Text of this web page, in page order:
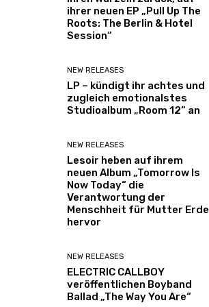
ihrer neuen EP „Pull Up The
Roots: The Berlin & Hotel
Session“
NEW RELEASES
LP – kündigt ihr achtes und
zugleich emotionalstes
Studioalbum „Room 12“ an
NEW RELEASES
Lesoir heben auf ihrem
neuen Album „Tomorrow Is
Now Today“ die
Verantwortung der
Menschheit für Mutter Erde
hervor
NEW RELEASES
ELECTRIC CALLBOY
veröffentlichen Boyband
Ballad „The Way You Are“